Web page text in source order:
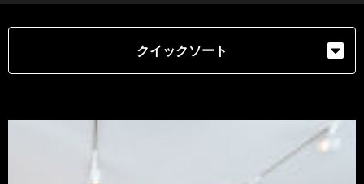
クイックソート